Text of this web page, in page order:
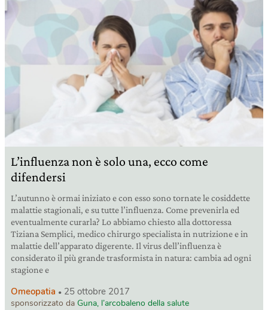
L’influenza non è solo una, ecco come
difendersi
L’autunno è ormai iniziato e con esso sono tornate le cosiddette
malattie stagionali, e su tutte l’influenza. Come prevenirla ed
eventualmente curarla? Lo abbiamo chiesto alla dottoressa
Tiziana Semplici, medico chirurgo specialista in nutrizione e in
malattie dell’apparato digerente. Il virus dell’influenza è
considerato il più grande trasformista in natura: cambia ad ogni
stagione e
Omeopatia 25 ottobre 2017
sponsorizzato da Guna, l’arcobaleno della salute